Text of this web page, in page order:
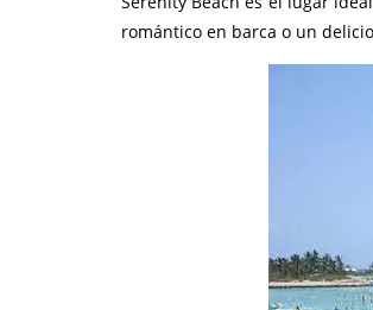
romántico en barca o un